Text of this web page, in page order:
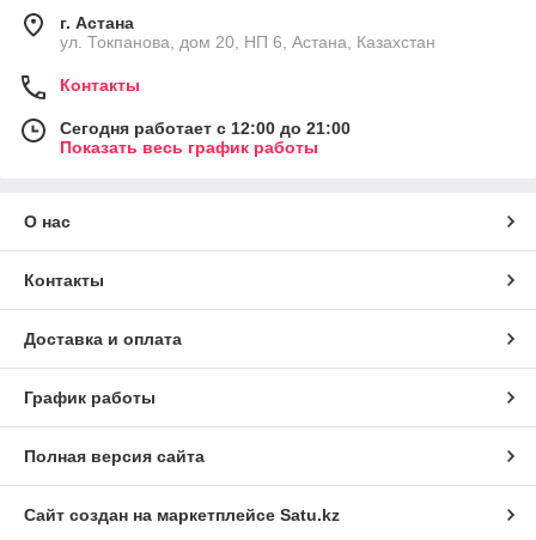
г. Астана
ул. Токпанова, дом 20, НП 6, Астана, Казахстан
Контакты
Сегодня работает с 12:00 до 21:00
Показать весь график работы
О нас
Контакты
Доставка и оплата
График работы
Полная версия сайта
Сайт создан на маркетплейсе Satu.kz